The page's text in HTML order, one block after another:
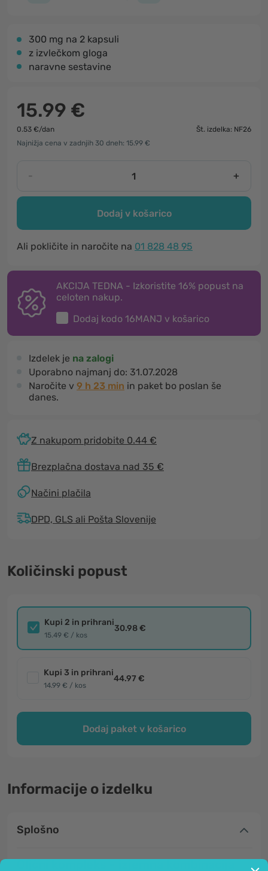
300 mg na 2 kapsuli
z izvlečkom gloga
naravne sestavine
15.99 €
0.53 €/dan
Št. izdelka: NF26
Najnižja cena v zadnjih 30 dneh: 15.99 €
- +
Dodaj v košarico
Ali pokličite in naročite na 01 828 48 95
AKCIJA TEDNA - Izkoristite 16% popust na
celoten nakup.
Dodaj kodo 16MANJ v košarico
Izdelek je na zalogi
Uporabno najmanj do: 31.07.2028
Naročite v 9 h 23 min in paket bo poslan še
danes.
Z nakupom pridobite 0.44 €
Brezplačna dostava nad 35 €
Načini plačila
DPD, GLS ali Pošta Slovenije
Količinski popust
Kupi 2 in prihrani
15.49 € / kos
30.98 €
Kupi 3 in prihrani
14.99 € / kos
44.97 €
Dodaj paket v košarico
Informacije o izdelku
Splošno